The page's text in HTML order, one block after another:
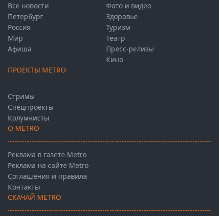
Все новости
Петербург
Россия
Мир
Афиша
Фото и видео
Здоровье
Туризм
Театр
Пресс-релизы
Кино
ПРОЕКТЫ METRO
Стримы
Спецпроекты
Колумнисты
О METRO
Реклама в газете Metro
Реклама на сайте Metro
Соглашения и правила
Контакты
СКАЧАЙ METRO